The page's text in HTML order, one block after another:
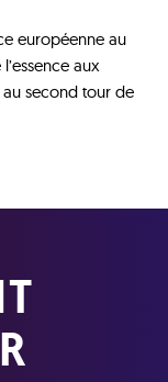
européenne au
aux
au second tour de